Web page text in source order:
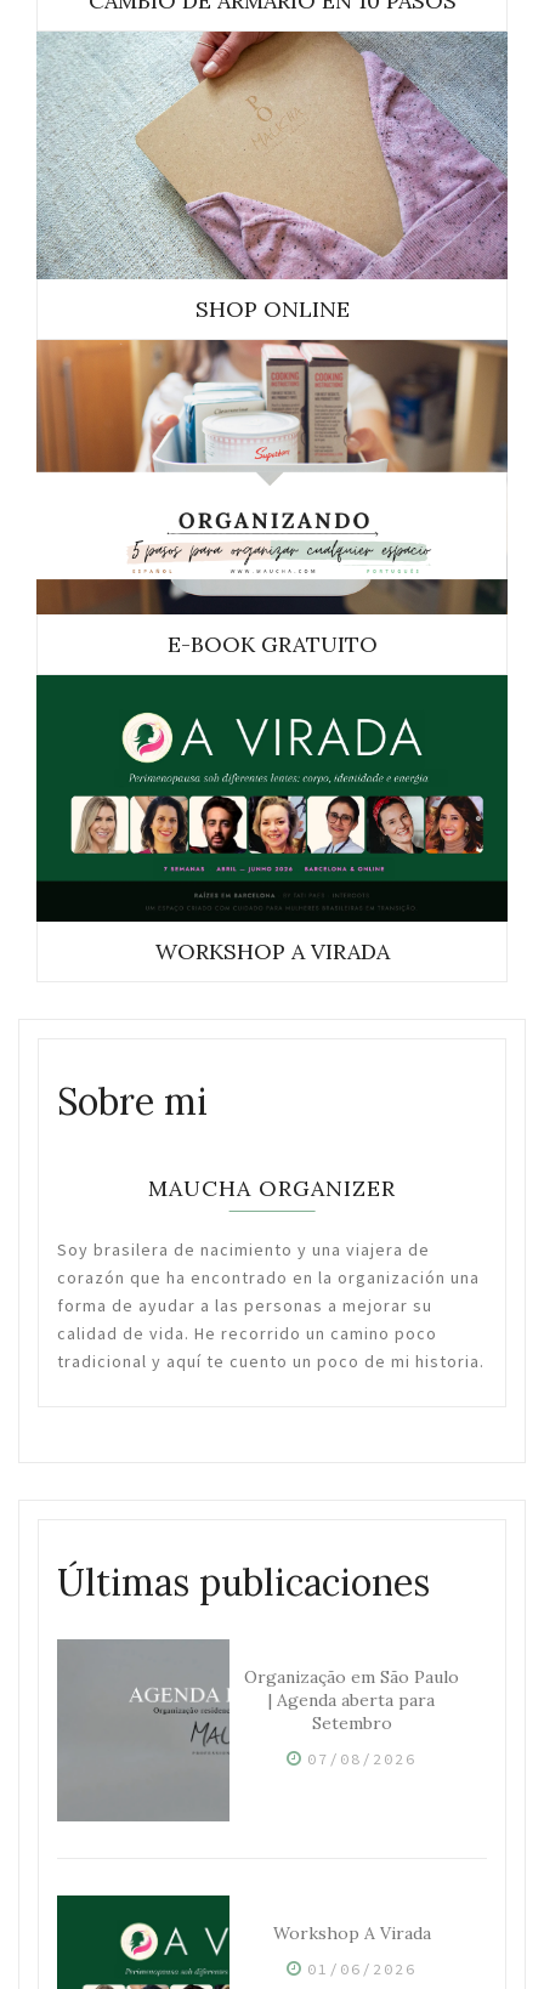
SHOP ONLINE
E-BOOK GRATUITO
WORKSHOP A VIRADA
Sobre mi
MAUCHA ORGANIZER
Soy brasilera de nacimiento y una viajera de
corazón que ha encontrado en la organización una
forma de ayudar a las personas a mejorar su
calidad de vida. He recorrido un camino poco
tradicional y aquí te cuento un poco de mi historia.
Últimas publicaciones
Organização em São Paulo
| Agenda aberta para
Setembro
07/08/2026
Workshop A Virada
01/06/2026